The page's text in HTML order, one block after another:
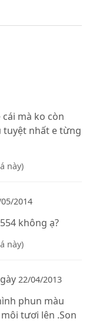
mà ko còn
tuyệt nhất e từng
này)
2014
không ạ?
này)
22/04/2013
phun màu
tươi lên .Son